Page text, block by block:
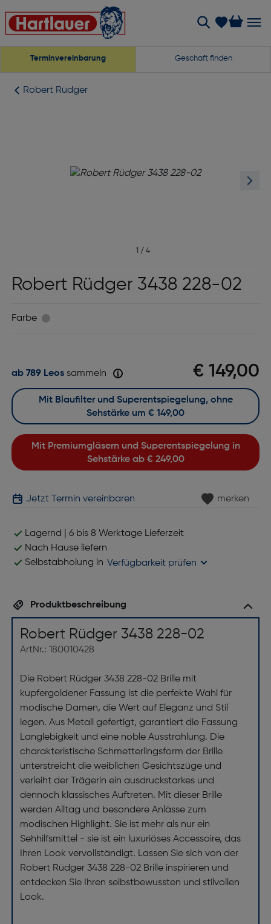
Terminvereinbarung Geschäft finden
Robert Rüdger
1 / 4
Robert Rüdger 3438 228-02
Farbe
€ 149,00
ab 789 Leossammeln
Mit Premiumgläsern und Superentspiegelung in
Sehstärke ab € 249,00
Mit Blaufilter und Superentspiegelung, ohne
Sehstärke um € 149,00
Jetzt Termin vereinbaren merken
Lagernd | 6 bis 8 Werktage Lieferzeit
Nach Hause liefern
Selbstabholung in Verfügbarkeit prüfen
Produktbeschreibung
Robert Rüdger 3438 228-02
ArtNr.: 180010428
Die Robert Rüdger 3438 228-02 Brille mit
kupfergoldener Fassung ist die perfekte Wahl für
modische Damen, die Wert auf Eleganz und Stil
legen. Aus Metall gefertigt, garantiert die Fassung
Langlebigkeit und eine noble Ausstrahlung. Die
charakteristische Schmetterlingsform der Brille
unterstreicht die weiblichen Gesichtszüge und
verleiht der Trägerin ein ausdruckstarkes und
dennoch klassisches Auftreten. Mit dieser Brille
werden Alltag und besondere Anlässe zum
modischen Highlight. Sie ist mehr als nur ein
Sehhilfsmittel - sie ist ein luxuriöses Accessoire, das
Ihren Look vervollständigt. Lassen Sie sich von der
Robert Rüdger 3438 228-02 Brille inspirieren und
entdecken Sie Ihren selbstbewussten und stilvollen
Look.